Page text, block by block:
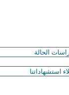
الحالة
استشهاداتنا